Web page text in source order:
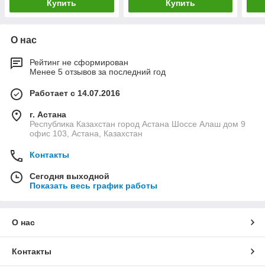
Купить Купить
О нас
Рейтинг не сформирован
Менее 5 отзывов за последний год
Работает с 14.07.2016
г. Астана
Республика Казахстан город Астана Шоссе Алаш дом 9
офис 103, Астана, Казахстан
Контакты
Сегодня выходной
Показать весь график работы
О нас
Контакты